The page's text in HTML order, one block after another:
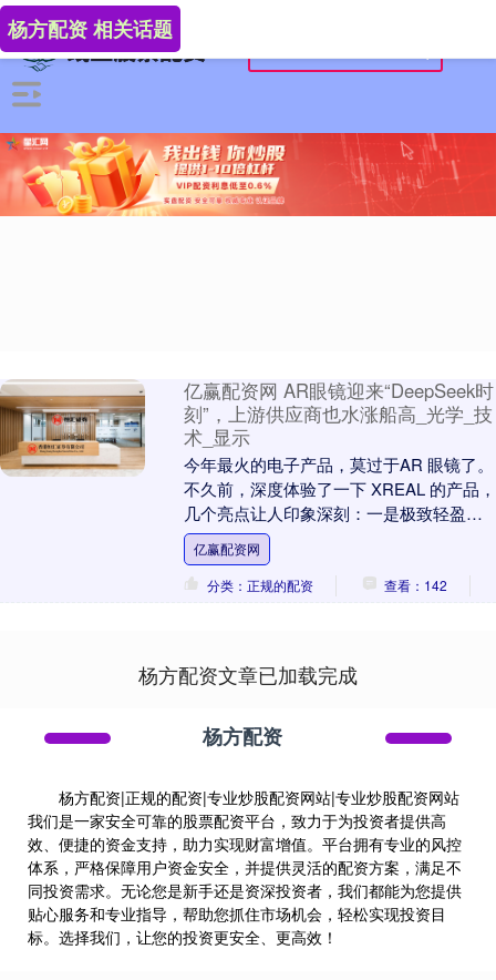
杨方配资 相关话题
亿赢配资网 AR眼镜迎来“DeepSeek时
刻”，上游供应商也水涨船高_光学_技
术_显示
今年最火的电子产品，莫过于AR 眼镜了。
不久前，深度体验了一下 XREAL 的产品，
几个亮点让人印象深刻：一是极致轻盈
—— 整机仅 70 多克，即便平时不戴眼....
亿赢配资网
分类：正规的配资
查看：142
杨方配资文章已加载完成
杨方配资
杨方配资|正规的配资|专业炒股配资网站|专业炒股配资网站
我们是一家安全可靠的股票配资平台，致力于为投资者提供高
效、便捷的资金支持，助力实现财富增值。平台拥有专业的风控
体系，严格保障用户资金安全，并提供灵活的配资方案，满足不
同投资需求。无论您是新手还是资深投资者，我们都能为您提供
贴心服务和专业指导，帮助您抓住市场机会，轻松实现投资目
标。选择我们，让您的投资更安全、更高效！